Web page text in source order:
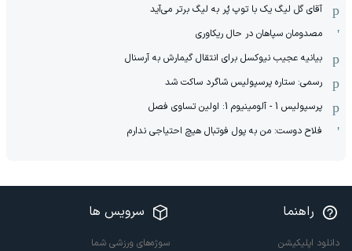
آقای گل لیگ یک با توپ پُر به لیگ برتر می‌آید
مصدومان سپاهان در حال ریکاوری
بیانیه عجیب نیوکسل برای انتقال گیمارش به آرسنال
رسمی: ستاره پرسپولیس شاگرد ساکت شد
پرسپولیس 1 - آلومینیوم 1: اولین تساوی فصل
فلاح دوست: من به پول فوتبال هیچ احتیاجی ندارم
راهنما
دانلود اپلیکیشن
سرویس ها
سوژه‌های ورزشی شما